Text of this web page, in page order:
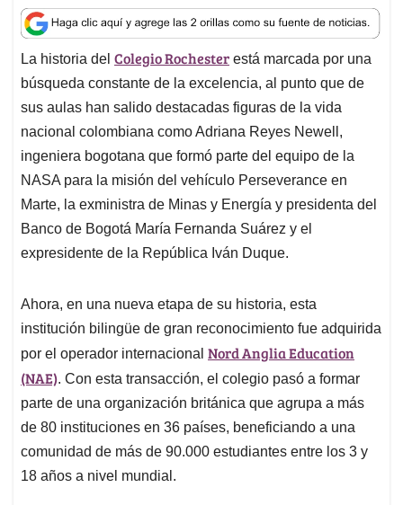
a
t
s
A
p
p
c
e
b
o
o
k
n
k
e
d
I
n
a
i
l
r
e
a
d
s
La historia del Colegio Rochester está marcada por una
búsqueda constante de la excelencia, al punto que de
sus aulas han salido destacadas figuras de la vida
nacional colombiana como Adriana Reyes Newell,
ingeniera bogotana que formó parte del equipo de la
NASA para la misión del vehículo Perseverance en
Marte, la exministra de Minas y Energía y presidenta del
Banco de Bogotá María Fernanda Suárez y el
expresidente de la República Iván Duque.
Ahora, en una nueva etapa de su historia, esta
institución bilingüe de gran reconocimiento fue adquirida
por el operador internacional Nord Anglia Education
(NAE). Con esta transacción, el colegio pasó a formar
parte de una organización británica que agrupa a más
de 80 instituciones en 36 países, beneficiando a una
comunidad de más de 90.000 estudiantes entre los 3 y
18 años a nivel mundial.